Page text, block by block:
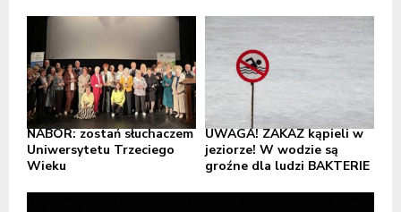
NABÓR: zostań słuchaczem
Uniwersytetu Trzeciego
Wieku
UWAGA! ZAKAZ kąpieli w
jeziorze! W wodzie są
groźne dla ludzi BAKTERIE